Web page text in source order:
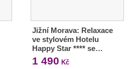
Jižní Morava: Relaxace
ve stylovém Hotelu
Happy Star **** se…
1 490 Kč